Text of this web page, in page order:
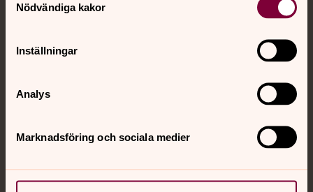
Nödvändiga kakor
Inställningar
Analys
Marknadsföring och sociala medier
Jourhavande präst
Akut samtals- och krisstöd. Prata eller chatta anonymt
Chatt
Telefon 112